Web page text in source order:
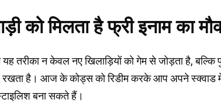
को मिलता है फ्री इनाम का
तरीका न केवल नए खिलाड़ियों को गेम से जोड़ता है, बल्कि
रखता है। आज के कोड्स को रिडीम करके आप अपने
बना सकते हैं।